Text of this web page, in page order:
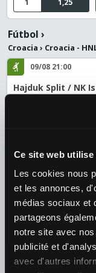
Ce site web utilise
Les cookies nous
et les annonces,
médias sociaux et
partageons
notre site avec
publicité et
avec d'autres
Fútbol ›
Croacia › Croacia -
09/08 21:00
Hajduk Split / NK
Tenis›
Tien, Learner /
¿Quién ganará el partido?
1,39
1
09/08 18:30